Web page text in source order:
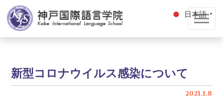
新型コロナウイルス感染について
2021.1.8
日本語 ▼